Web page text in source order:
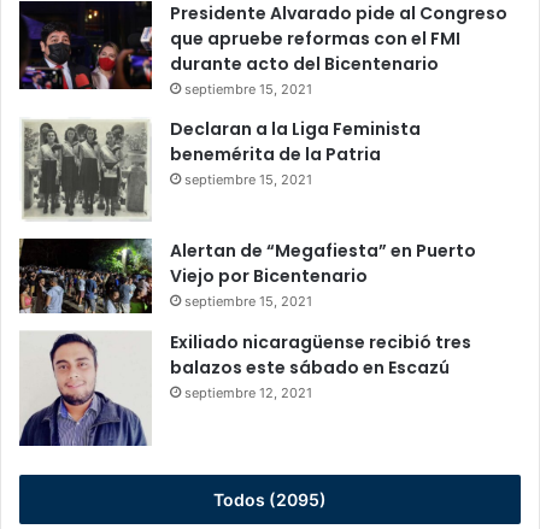
Presidente Alvarado pide al Congreso
que apruebe reformas con el FMI
durante acto del Bicentenario
septiembre 15, 2021
Declaran a la Liga Feminista
benemérita de la Patria
septiembre 15, 2021
Alertan de “Megafiesta” en Puerto
Viejo por Bicentenario
septiembre 15, 2021
Exiliado nicaragüense recibió tres
balazos este sábado en Escazú
septiembre 12, 2021
Todos (2095)